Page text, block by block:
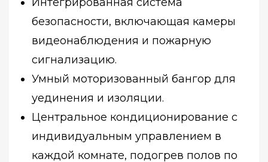
безопасности, включающая камеры
видеонаблюдения и пожарную
сигнализацию.
Умный моторизованный бангор для
уединения и изоляции.
Центральное кондиционирование с
индивидуальным управлением в
каждой комнате, подогрев полов по